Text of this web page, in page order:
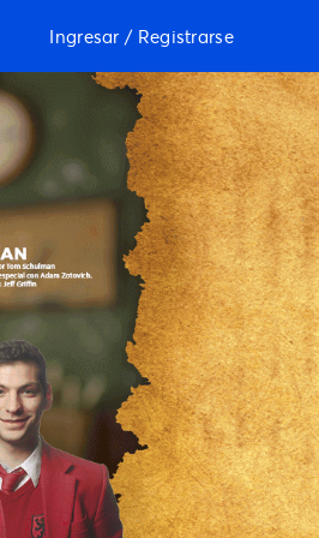
Ingresar / Registrarse